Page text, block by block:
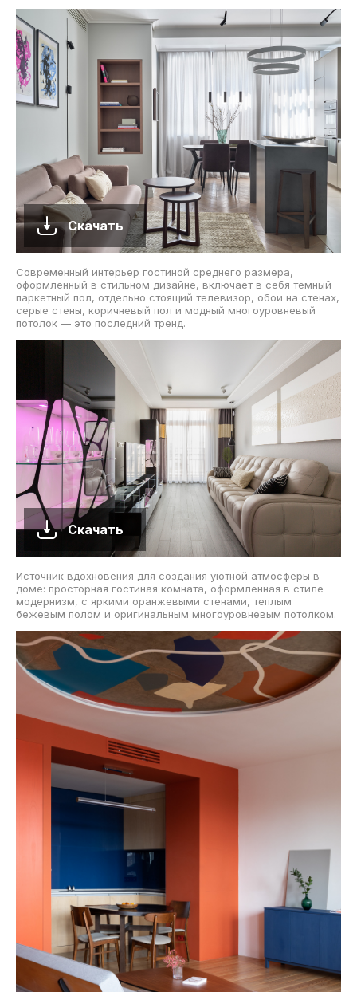
Скачать
Современный интерьер гостиной среднего размера,
оформленный в стильном дизайне, включает в себя темный
паркетный пол, отдельно стоящий телевизор, обои на стенах,
серые стены, коричневый пол и модный многоуровневый
потолок — это последний тренд.
Скачать
Источник вдохновения для создания уютной атмосферы в
доме: просторная гостиная комната, оформленная в стиле
модернизм, с яркими оранжевыми стенами, теплым
бежевым полом и оригинальным многоуровневым потолком.